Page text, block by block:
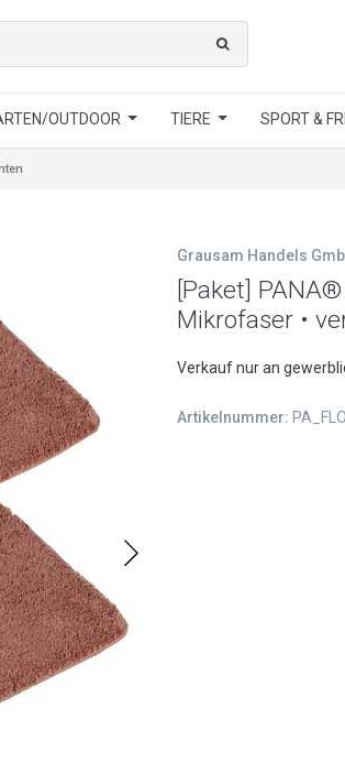
OUTDOOR TIERE SPORT &
Grausam Handels
[Paket]
Mikrofaser •
Verkauf nur an
Artikelnummer: